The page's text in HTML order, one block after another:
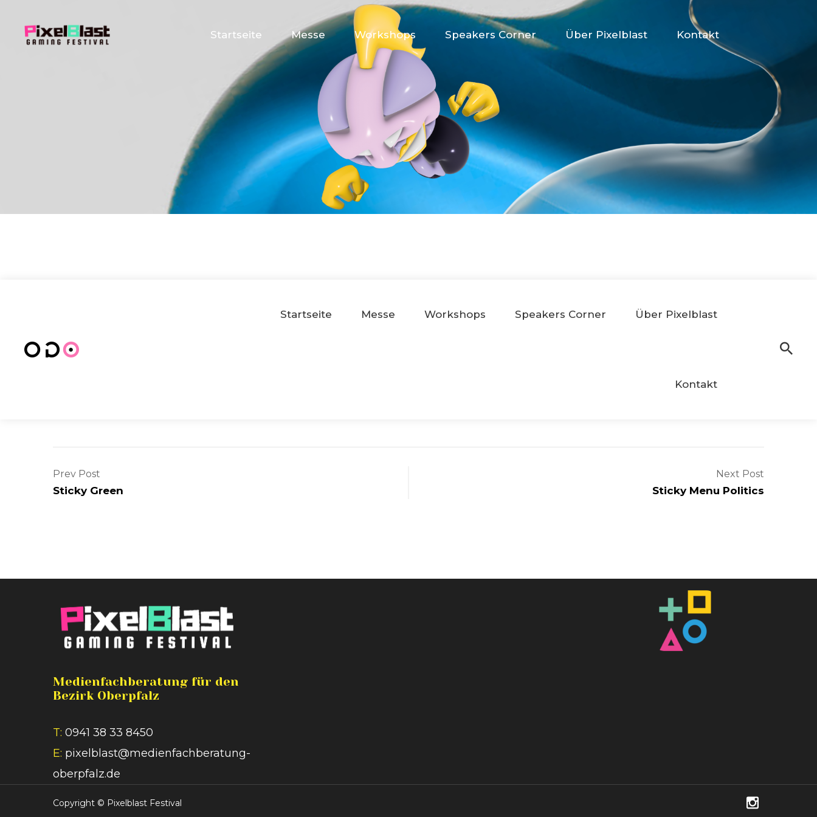
Startseite Messe Workshops Speakers Corner Über Pixelblast Kontakt
Startseite Messe Workshops Speakers Corner Über Pixelblast
Kontakt
Prev Post
Sticky Green
Next Post
Sticky Menu Politics
Medienfachberatung für den
Bezirk Oberpfalz
T: 0941 38 33 8450
E: pixelblast@medienfachberatung-
oberpfalz.de
Copyright © Pixelblast Festival